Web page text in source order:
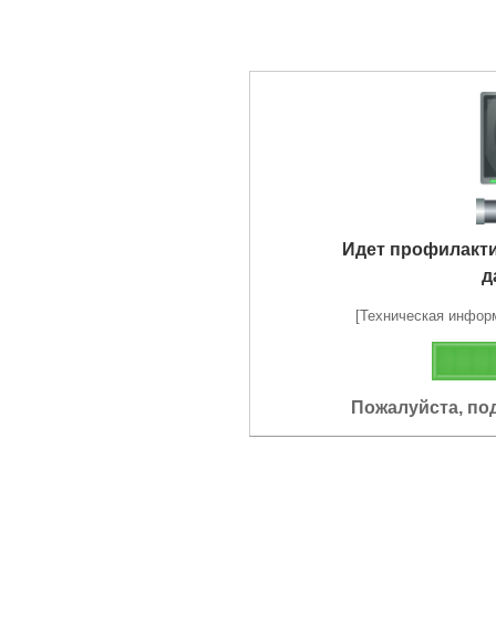
Идет
[Техническая
Пожалуйста,